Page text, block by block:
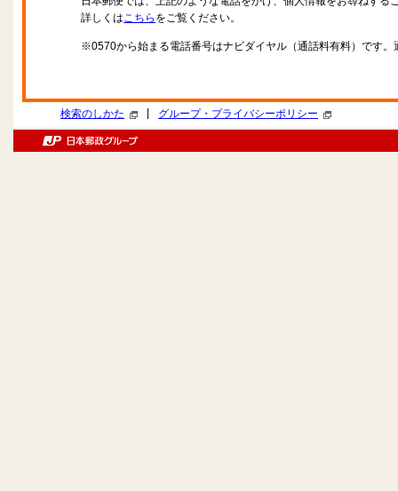
詳しくはこちら をご覧ください。
※0570から始まる電話番号はナビダイヤル（通話料有料）です
検索のしかた グループ・プライバシーポリシー